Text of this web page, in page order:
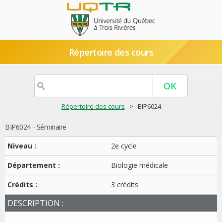
Répertoire des cours
Répertoire des cours > BIP6024
BIP6024 - Séminaire
Niveau :
2e cycle
Département : Biologie médicale
Crédits : 3 crédits
DESCRIPTION :